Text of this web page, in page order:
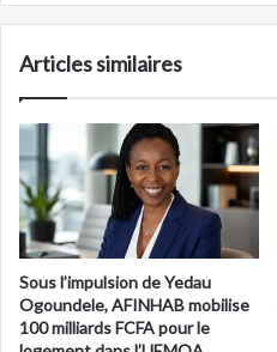
Articles similaires
Sous l’impulsion de Yedau
Ogoundele, AFINHAB mobilise
100 milliards FCFA pour le